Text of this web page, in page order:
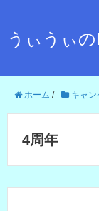
うぃうぃ
ホーム / キャン
4周年